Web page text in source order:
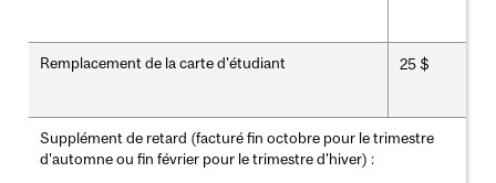
Remplacement de la carte d'étudiant 25 $
Supplément de retard (facturé fin octobre pour le trimestre
d'automne ou fin février pour le trimestre d'hiver) :